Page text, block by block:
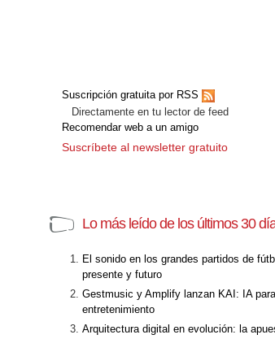
Suscripción gratuita por RSS
Directamente en tu lector de feed
Recomendar web a un amigo
Suscríbete al newsletter gratuito
Lo más leído de los últimos 30
El sonido en los grandes partidos de
presente y futuro
Gestmusic y Amplify lanzan KAI: IA para
entretenimiento
Arquitectura digital en evolución: la